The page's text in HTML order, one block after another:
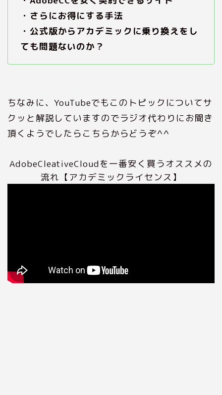
・さらにお得にする手法
・公式版からアカデミックに乗り換えをし
ても問題ないのか？
ちなみに、YouTubeでもこのトピックについてサ
クッと解説していますのでラジオ代わりにお聞き
頂くようでしたらこちらからどうぞ^^
AdobeCleativeCloudを一番安く買うオススメの
流れ【アカデミックライセンス】